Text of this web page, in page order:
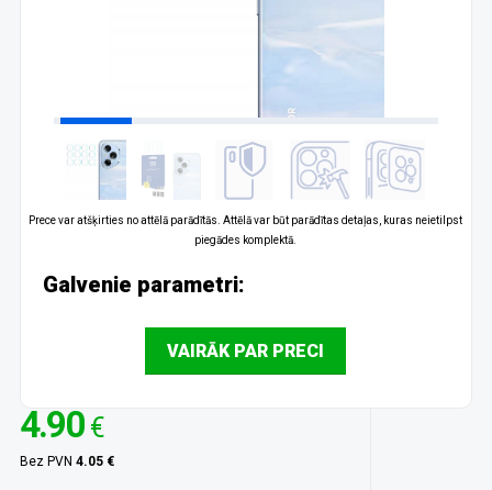
Prece var atšķirties no attēlā parādītās. Attēlā var būt parādītas detaļas, kuras neietilpst
piegādes komplektā.
Galvenie parametri:
VAIRĀK PAR PRECI
4.90 €
Bez PVN 4.05 €